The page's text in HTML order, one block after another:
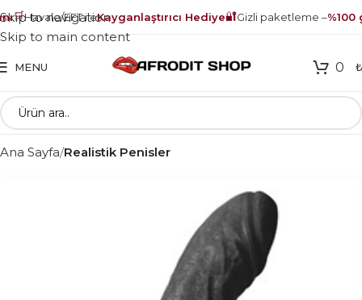
🛒Havale/EFT ileKayganlaştırıcı Hediye🔐Gizli paketleme – %100
Skip to navigation
Skip to main content
MENU 0 ₺
Ana Sayfa Realistik Penisler